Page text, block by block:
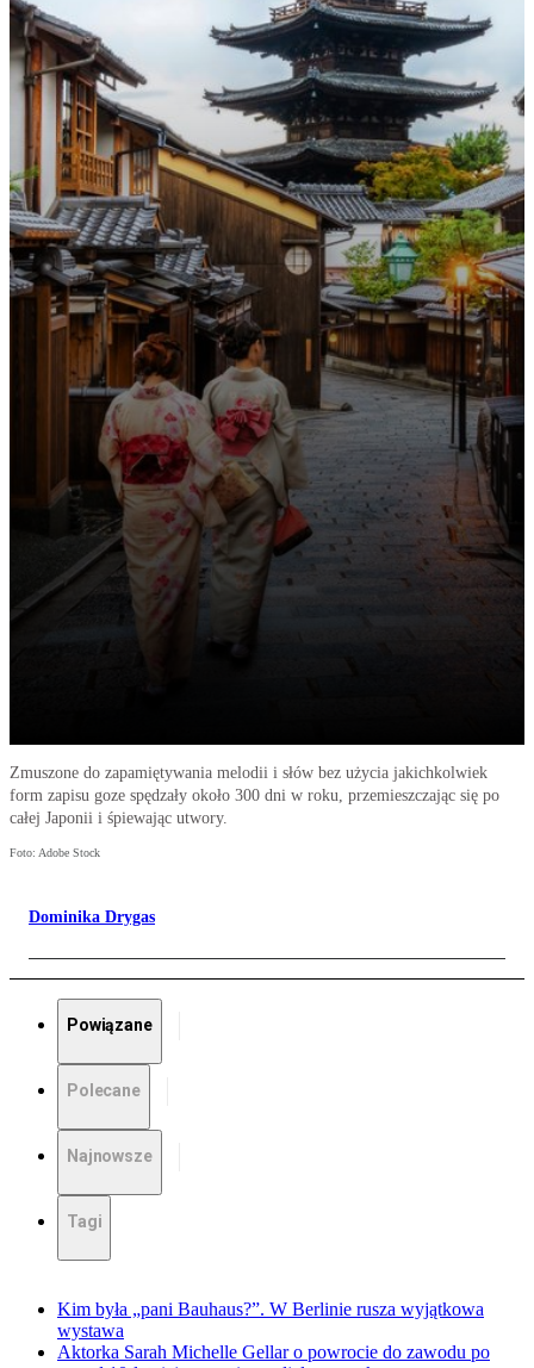
Zmuszone do zapamiętywania melodii i słów bez użycia jakichkolwiek
form zapisu goze spędzały około 300 dni w roku, przemieszczając się po
całej Japonii i śpiewając utwory.
Foto: Adobe Stock
Dominika Drygas
Powiązane
Polecane
Najnowsze
Tagi
Kim była „pani Bauhaus?”. W Berlinie rusza wyjątkowa
wystawa
Aktorka Sarah Michelle Gellar o powrocie do zawodu po